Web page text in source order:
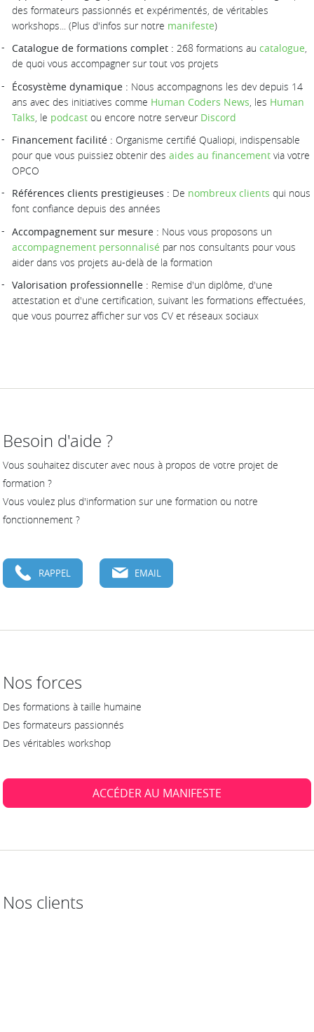
des formateurs passionnés et expérimentés, de véritables
workshops... (Plus d'infos sur notre manifeste)
Catalogue de formations complet : 268 formations au catalogue,
de quoi vous accompagner sur tout vos projets
Écosystème dynamique : Nous accompagnons les dev depuis 14
ans avec des initiatives comme Human Coders News , les Human
Talks , le podcast ou encore notre serveur Discord
Financement facilité : Organisme certifié Qualiopi, indispensable
pour que vous puissiez obtenir des aides au financement via votre
OPCO
Références clients prestigieuses : De nombreux clients qui nous
font confiance depuis des années
Accompagnement sur mesure : Nous vous proposons un
accompagnement personnalisé par nos consultants pour vous
aider dans vos projets au-delà de la formation
Valorisation professionnelle : Remise d'un diplôme, d'une
attestation et d'une certification, suivant les formations effectuées,
que vous pourrez afficher sur vos CV et réseaux sociaux
Besoin d'aide ?
Vous souhaitez discuter avec nous à propos de votre projet de
formation ?
Vous voulez plus d'information sur une formation ou notre
fonctionnement ?
RAPPEL EMAIL
Nos forces
Des formations à taille humaine
Des formateurs passionnés
Des véritables workshop
ACCÉDER AU MANIFESTE
Nos clients